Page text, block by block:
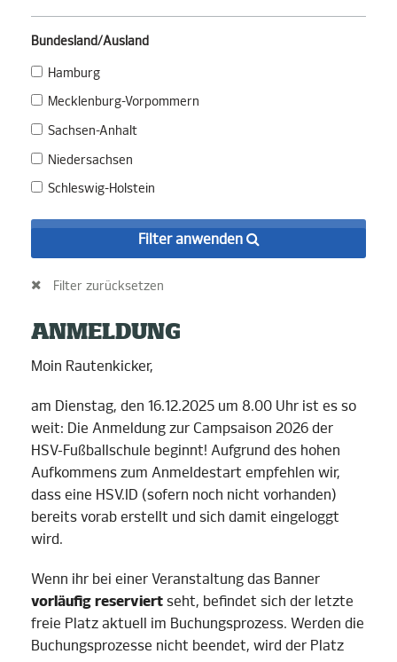
Bundesland/Ausland
Hamburg
Mecklenburg-Vorpommern
Sachsen-Anhalt
Niedersachsen
Schleswig-Holstein
Filter anwenden
Filter zurücksetzen
ANMELDUNG
Moin Rautenkicker,
am Dienstag, den 16.12.2025 um 8.00 Uhr ist es so
weit: Die Anmeldung zur Campsaison 2026 der
HSV-Fußballschule beginnt! Aufgrund des hohen
Aufkommens zum Anmeldestart empfehlen wir,
dass eine HSV.ID (sofern noch nicht vorhanden)
bereits vorab erstellt und sich damit eingeloggt
wird.
Wenn ihr bei einer Veranstaltung das Banner
vorläufig reserviert seht, befindet sich der letzte
freie Platz aktuell im Buchungsprozess. Werden die
Buchungsprozesse nicht beendet, wird der Platz